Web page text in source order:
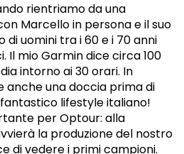
rientriamo da una
Marcello in persona e il suo
di uomini tra i 60 e i 70 anni
Il mio Garmin dice circa 100
intorno ai 30 orari. In
anche una doccia prima di
lifestyle italiano!
per Optour: alla
la produzione del nostro
di vedere i primi campioni.